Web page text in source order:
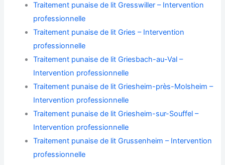
Traitement punaise de lit Gresswiller – Intervention
professionnelle
Traitement punaise de lit Gries – Intervention
professionnelle
Traitement punaise de lit Griesbach-au-Val –
Intervention professionnelle
Traitement punaise de lit Griesheim-près-Molsheim –
Intervention professionnelle
Traitement punaise de lit Griesheim-sur-Souffel –
Intervention professionnelle
Traitement punaise de lit Grussenheim – Intervention
professionnelle